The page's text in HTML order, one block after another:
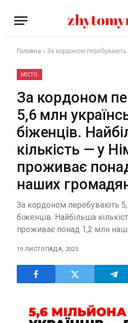
Головна » За кордоном перебувають 5,6 млн українських біженців. Найбільша
МІСТО
За кордоном
5,6 млн
біженців.
кількість — у
проживає
наших
За кордоном перебувають
біженців. Найбільша
проживає понад 1,2 млн
19 ЛИСТОПАДА, 2025